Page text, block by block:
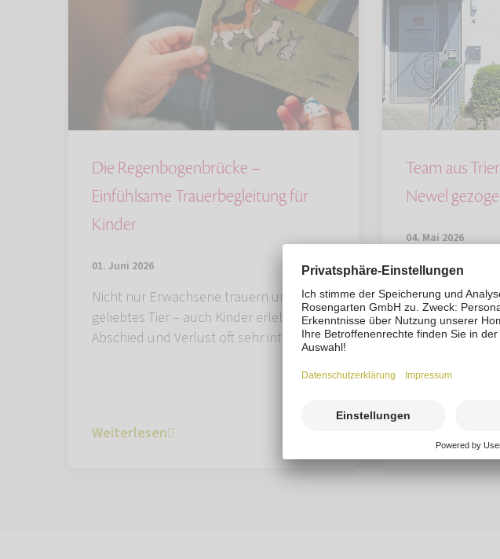
Die Regenbogenbrücke –
Einfühlsame Trauerbegleitung für
Kinder
01. Juni 2026
Nicht nur Erwachsene trauern um ein
geliebtes Tier – auch Kinder erleben
Abschied und Verlust oft sehr intensiv.
Weiterlesen
Team aus
Newel
04. Mai 2026
Das Team der
Tierbestattung
Standort im
ist nach